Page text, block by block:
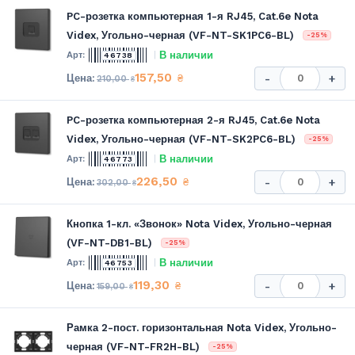
PC-розетка компьютерная 1-я RJ45, Cat.6e Nota
Videx, Угольно-черная (VF-NT-SK1PC6-BL)
-25%
46738 В наличии
210,00₴157,50 ₴ - +
PC-розетка компьютерная 2-я RJ45, Cat.6e Nota
Videx, Угольно-черная (VF-NT-SK2PC6-BL)
-25%
46773 В наличии
302,00₴226,50 ₴ - +
Кнопка 1-кл. «Звонок» Nota Videx, Угольно-черная
(VF-NT-DB1-BL)
-25%
46753 В наличии
159,00₴119,30 ₴ - +
Рамка 2-пост. горизонтальная Nota Videx, Угольно-
черная (VF-NT-FR2H-BL)
-25%